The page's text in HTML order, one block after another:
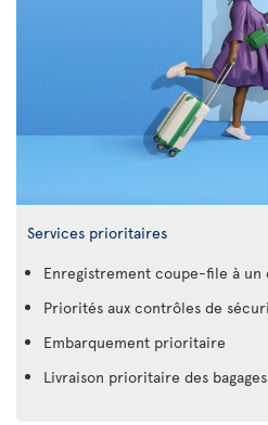
Services prioritaires
Enregistrement coupe-file à
Priorités aux contrôles de
Embarquement prioritaire
Livraison prioritaire des bagages